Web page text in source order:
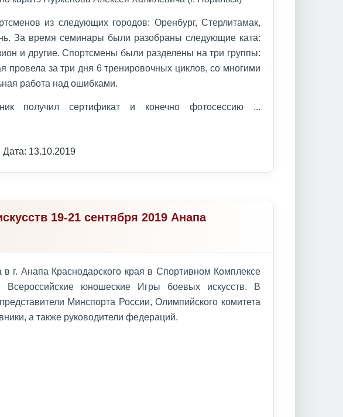
из следующих городов: Оренбург, Стерлитамак,
За время семинары были разобраны следующие ката:
и другие. Спортсмены были разделены на три группы:
за три дня 6 тренировочных циклов, со многими
работа над ошибками.
получил сертификат и конечно фотосессию ...
| Дата: 13.10.2019
19-21 сентября 2019 Анапа
г. Анапа Краснодарского края в Спортивном Комплексе
юношеские Игры боевых искусств. В
Минспорта России, Олимпийского комитета
а также руководители федераций.